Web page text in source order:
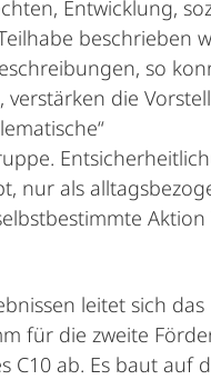
Entwicklung,
beschrieben
so
verstärken die
nur als
leitet sich das
für die zweite
C10 ab. Es baut auf